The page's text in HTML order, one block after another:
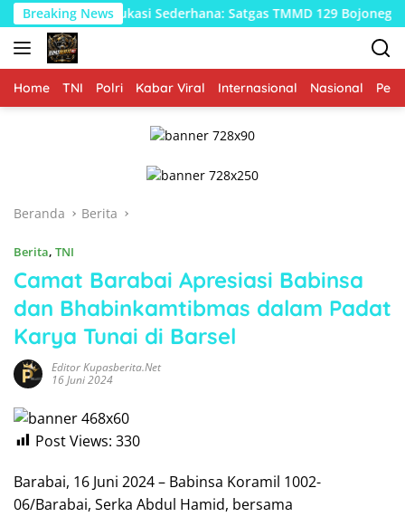
Langsung
ke
konten
Breaking News
Edukasi Sederhana: Satgas TMMD 129 Bojonegoro
Home TNI Polri Kabar Viral Internasional Nasional
Beranda Berita
Berita, TNI
Camat Barabai Apresiasi Babinsa
dan Bhabinkamtibmas dalam Padat
Karya Tunai di Barsel
Editor Kupasberita.net
16 Juni 2024
Post Views: 330
Barabai, 16 Juni 2024 – Babinsa Koramil 1002-
06/Barabai, Serka Abdul Hamid, bersama